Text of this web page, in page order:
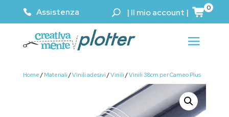
Assistenza | Il mio account | 0
Home / Materiali /Vinili adesivi /Vinili /Vinili 38cm per Cameo Plus